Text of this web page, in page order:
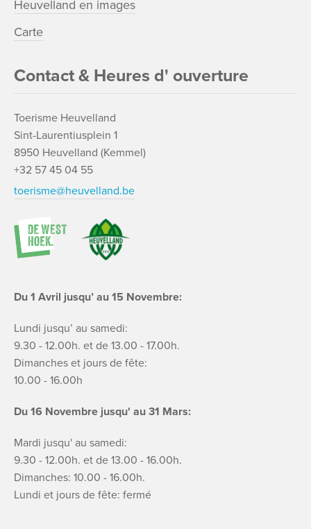
Heuvelland en images
Carte
Contact & Heures d' ouverture
Toerisme Heuvelland
Sint-Laurentiusplein 1
8950 Heuvelland (Kemmel)
+32 57 45 04 55
toerisme@heuvelland.be
Du 1 Avril jusqu’ au 15 Novembre:
Lundi jusqu’ au samedi:
9.30 - 12.00h. et de 13.00 - 17.00h.
Dimanches et jours de fête:
10.00 - 16.00h
Du 16 Novembre jusqu' au 31 Mars:
Mardi jusqu' au samedi:
9.30 - 12.00h. et de 13.00 - 16.00h.
Dimanches: 10.00 - 16.00h.
Lundi et jours de fête: fermé